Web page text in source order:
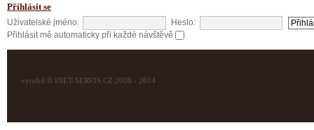
Přihlásit se
Uživatelské jméno:
Heslo:
Přihlásit mě automaticky při každé návštěvě
vyrobil © INET-SERVIS.CZ 2008 - 2014